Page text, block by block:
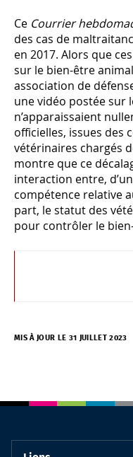
Ce Courrier
des cas de
en 2017. Alors que
sur le bien-être
association de
une vidéo postée sur
n’apparaissaient
officielles, issues des
vétérinaires chargés
montre que ce
interaction entre,
compétence relative
part, le statut des
pour contrôler le
MIS À JOUR LE 31 JUILLET 2023